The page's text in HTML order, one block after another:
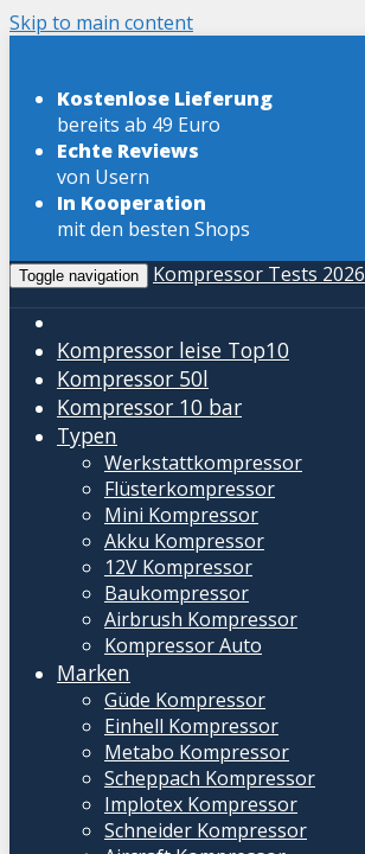
Skip to main content
Kostenlose Lieferung
bereits ab 49 Euro
Echte Reviews
von Usern
In Kooperation
mit den besten Shops
Toggle navigation Kompressor Tests 2026
Kompressor leise Top10
Kompressor 50l
Kompressor 10 bar
Typen
Werkstattkompressor
Flüsterkompressor
Mini Kompressor
Akku Kompressor
12V Kompressor
Baukompressor
Airbrush Kompressor
Kompressor Auto
Marken
Güde Kompressor
Einhell Kompressor
Metabo Kompressor
Scheppach Kompressor
Implotex Kompressor
Schneider Kompressor